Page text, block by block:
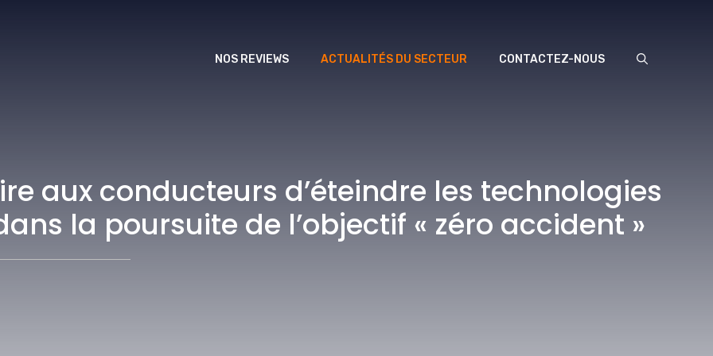
NOS REVIEWS ACTUALITÉS DU SECTEUR CONTACTEZ-NOUS
aux conducteurs d’éteindre les technologies
la poursuite de l’objectif « zéro accident »